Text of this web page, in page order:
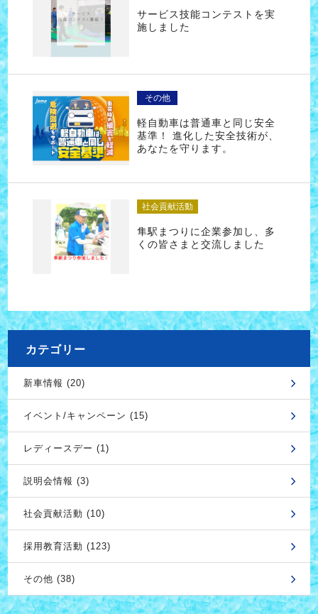
サービス技能コンテストを実
施しました
その他
軽自動車は普通車と同じ安全
基準！ 進化した安全技術が、
あなたを守ります。
社会貢献活動
隼駅まつりに企業参加し、多
くの皆さまと交流しました
カテゴリー
新車情報 (20)
イベント/キャンペーン (15)
レディースデー (1)
説明会情報 (3)
社会貢献活動 (10)
採用教育活動 (123)
その他 (38)